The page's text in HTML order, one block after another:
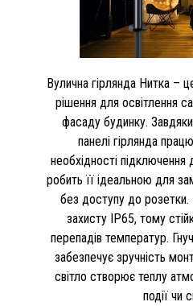
Вулична гірлянда Нитка –
рішення для освітлення
фасаду будинку.
панелі гірлянда
необхідності
робить її ідеальною для
без доступу до розетки.
захисту IP65, тому
перепадів температур.
забезпечує зручність
світло створює теплу
події чи